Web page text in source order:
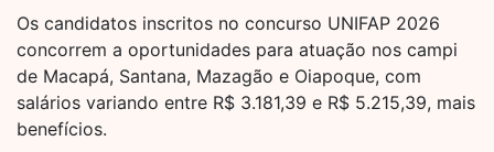
Os candidatos inscritos no concurso UNIFAP 2026
concorrem a oportunidades para atuação nos campi
de Macapá, Santana, Mazagão e Oiapoque, com
salários variando entre R$ 3.181,39 e R$ 5.215,39, mais
benefícios.